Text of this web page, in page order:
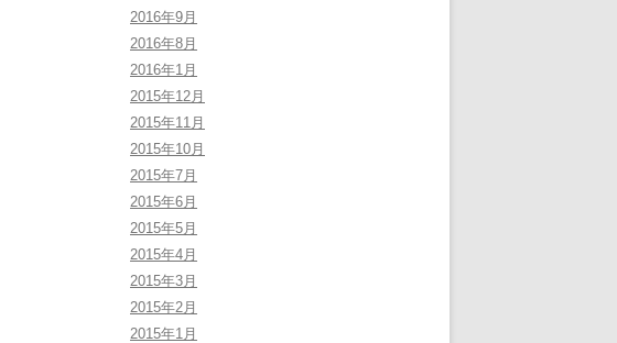
2016年9月
2016年8月
2016年1月
2015年12月
2015年11月
2015年10月
2015年7月
2015年6月
2015年5月
2015年4月
2015年3月
2015年2月
2015年1月